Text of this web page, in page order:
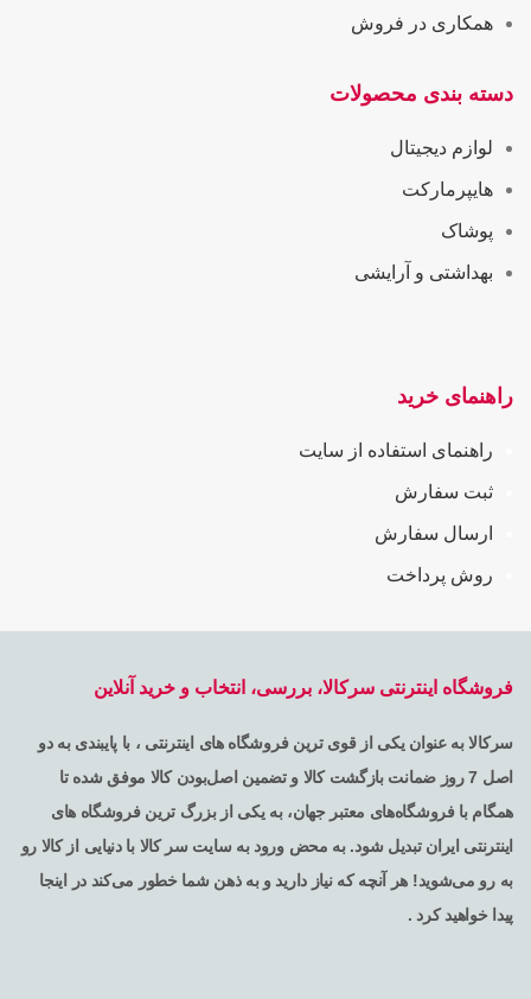
همکاری در فروش
دسته بندی محصولات
لوازم دیجیتال
هایپرمارکت
پوشاک
بهداشتی و آرایشی
راهنمای خرید
راهنمای استفاده از سایت
ثبت سفارش
ارسال سفارش
روش پرداخت
فروشگاه اینترنتی سرکالا، بررسی، انتخاب و خرید آنلاین
سرکالا به عنوان یکی از قوی ترین فروشگاه های اینترنتی ، با پایبندی به دو
اصل 7 روز ضمانت بازگشت کالا و تضمین اصل‌بودن کالا موفق شده تا
همگام با فروشگاه‌های معتبر جهان، به یکی از بزرگ ترین فروشگاه های
اینترنتی ایران تبدیل شود. به محض ورود به سایت سر کالا با دنیایی از کالا رو
به رو می‌شوید! هر آنچه که نیاز دارید و به ذهن شما خطور می‌کند در اینجا
پیدا خواهید کرد .